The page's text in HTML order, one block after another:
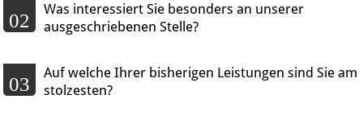
02
Was interessiert Sie besonders an unserer
ausgeschriebenen Stelle?
03
Auf welche Ihrer bisherigen Leistungen sind Sie am
stolzesten?